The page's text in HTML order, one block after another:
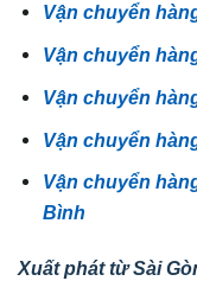
Vận chuyển
Vận chuyển
Vận chuyển
Vận chuyển
Vận chuyển
Bình
Xuất phát từ Sài